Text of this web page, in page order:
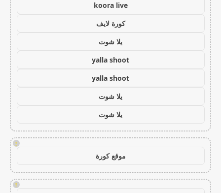
koora live
كورة لايف
يلا شوت
yalla shoot
yalla shoot
يلا شوت
يلا شوت
!
موقع كورة
!